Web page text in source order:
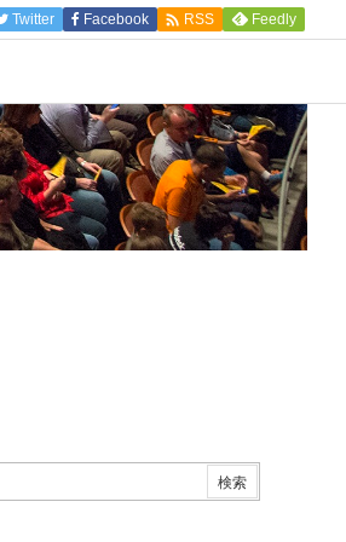
Twitter Facebook  RSS Feedly